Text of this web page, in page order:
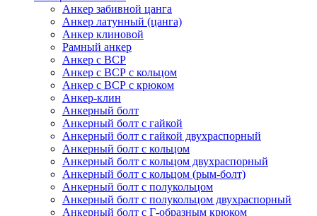
Анкер забивной цанга
Анкер латунный (цанга)
Анкер клиновой
Рамный анкер
Анкер с ВСР
Анкер с ВСР с кольцом
Анкер с ВСР с крюком
Анкер-клин
Анкерный болт
Анкерный болт с гайкой
Анкерный болт с гайкой двухраспорный
Анкерный болт с кольцом
Анкерный болт с кольцом двухраспорный
Анкерный болт с кольцом (рым-болт)
Анкерный болт с полукольцом
Анкерный болт с полукольцом двухраспорный
Анкерный болт с Г-образным крюком